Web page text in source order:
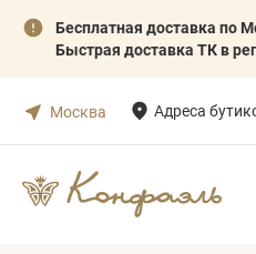
Бесплатная доставка по
Быстрая доставка ТК в
Москва Адреса